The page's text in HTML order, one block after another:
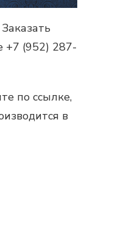
+7 (952) 287-
по ссылке,
в